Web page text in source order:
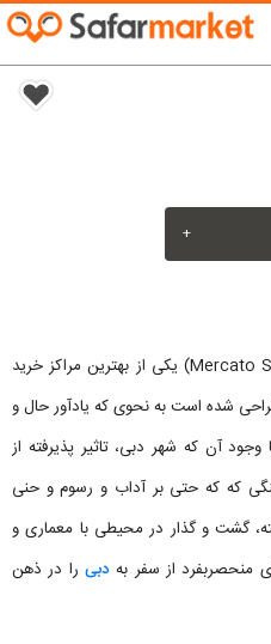
+
شده است به نحوی که یادآور حال و
آن که شهر دبی، تاثیر پذیرفته از
که که حتی بر آداب و رسوم و حنی
گشت و گذار در محیطی با معماری و
منحصربفرد از سفر به دبی را در ذهن